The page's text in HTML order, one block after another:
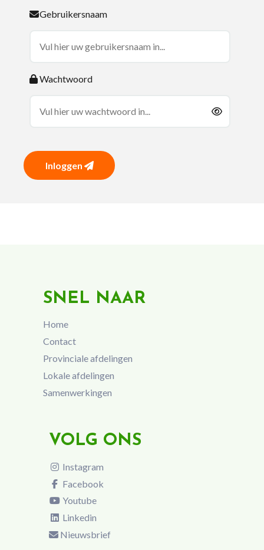
Gebruikersnaam
Wachtwoord
Inloggen
SNEL NAAR
Home
Contact
Provinciale afdelingen
Lokale afdelingen
Samenwerkingen
VOLG ONS
Instagram
Facebook
Youtube
Linkedin
Nieuwsbrief